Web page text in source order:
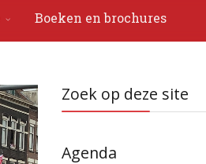
Boeken en brochures
Zoek op deze site
Agenda